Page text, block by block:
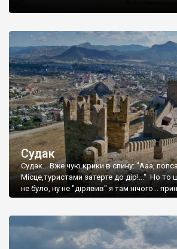
Судак
Судак... Вже чую крики в спину: "Ааа,
Місце,туристами затерте до дір!..." Но
не було, ну не "дірявив" я там нічого...